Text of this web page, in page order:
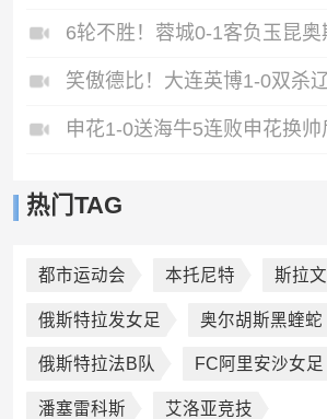
热门TAG
都市运动会 本托尼特 斯拉文
俄斯特拉发女足 奥尔胡斯黑蝰蛇
俄斯特拉法B队 FC阿里安沙女足
潘塞雷科斯 艾洛亚竞技